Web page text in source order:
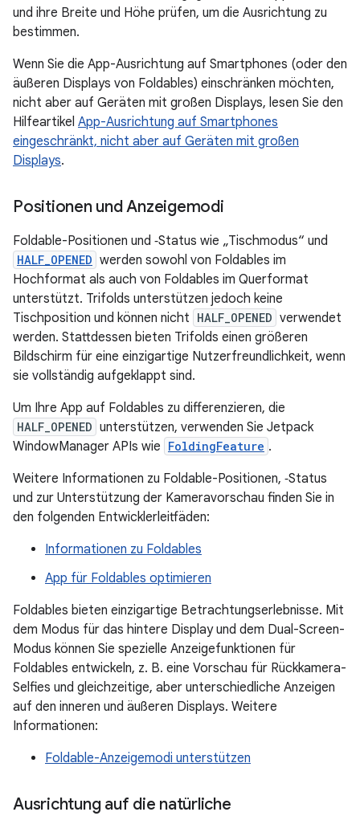
und ihre Breite und Höhe prüfen, um die Ausrichtung zu
bestimmen.
Wenn Sie die App-Ausrichtung auf Smartphones (oder den
äußeren Displays von Foldables) einschränken möchten,
nicht aber auf Geräten mit großen Displays, lesen Sie den
Hilfeartikel App-Ausrichtung auf Smartphones
eingeschränkt, nicht aber auf Geräten mit großen
Displays.
Positionen und Anzeigemodi
Foldable-Positionen und ‑Status wie „Tischmodus“ und
HALF_OPENED werden sowohl von Foldables im
Hochformat als auch von Foldables im Querformat
unterstützt. Trifolds unterstützen jedoch keine
Tischposition und können nicht HALF_OPENED verwendet
werden. Stattdessen bieten Trifolds einen größeren
Bildschirm für eine einzigartige Nutzerfreundlichkeit, wenn
sie vollständig aufgeklappt sind.
Um Ihre App auf Foldables zu differenzieren, die
HALF_OPENED unterstützen, verwenden Sie Jetpack
WindowManager APIs wie FoldingFeature .
Weitere Informationen zu Foldable-Positionen, ‑Status
und zur Unterstützung der Kameravorschau finden Sie in
den folgenden Entwicklerleitfäden:
Informationen zu Foldables
App für Foldables optimieren
Foldables bieten einzigartige Betrachtungserlebnisse. Mit
dem Modus für das hintere Display und dem Dual-Screen-
Modus können Sie spezielle Anzeigefunktionen für
Foldables entwickeln, z. B. eine Vorschau für Rückkamera-
Selfies und gleichzeitige, aber unterschiedliche Anzeigen
auf den inneren und äußeren Displays. Weitere
Informationen:
Foldable-Anzeigemodi unterstützen
Ausrichtung auf die natürliche